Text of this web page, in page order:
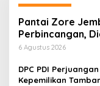
Pantai Zore
Perbincangan,
Barang Tanpa
Mengungkap
6 Agustus 2026
DPC PDI
Kepemilikan